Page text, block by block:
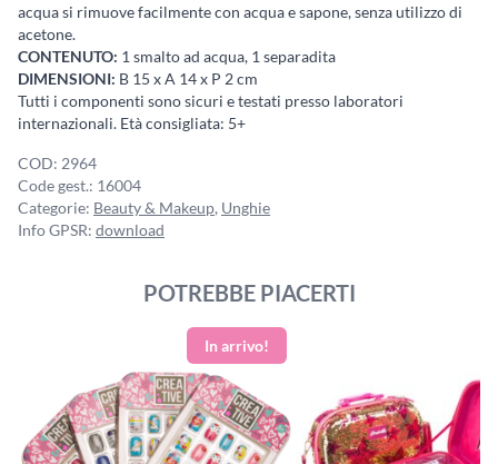
acqua si rimuove facilmente con acqua e sapone, senza utilizzo di
acetone.
CONTENUTO: 1 smalto ad acqua, 1 separadita
DIMENSIONI: B 15 x A 14 x P 2 cm
Tutti i componenti sono sicuri e testati presso laboratori
internazionali. Età consigliata: 5+
COD: 2964
Code gest.: 16004
Categorie: Beauty & Makeup, Unghie
Info GPSR: download
POTREBBE PIACERTI